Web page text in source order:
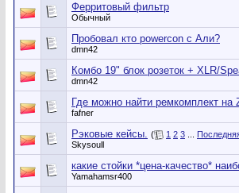
Ферритовый фильтр
Обычный
Пробовал кто powercon с Али?
dmn42
Комбо 19" блок розеток + XLR/
dmn42
Где можно найти ремкомплект на
fafner
Рэковые кейсы. ( 1 2 3
Skysoull
какие стойки *цена-качество*
Yamahamsr400